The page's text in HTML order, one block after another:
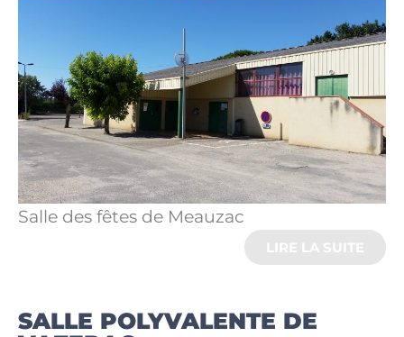
Salle des fêtes de Meauzac
LIRE LA SUITE
SALLE POLYVALENTE DE